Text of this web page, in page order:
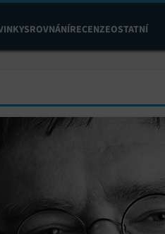
SROVNÁNÍRECENZEOSTATNÍ